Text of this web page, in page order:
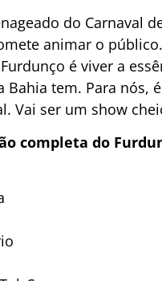
do Carnaval
animar o
é viver a
Bahia tem. Para nós,
Vai ser um show
completa do